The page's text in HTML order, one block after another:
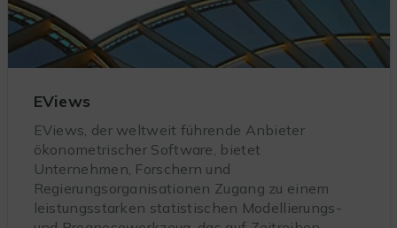
EViews
EViews, der weltweit führende Anbieter
ökonometrischer Software, bietet
Unternehmen, Forschern und
Regierungsorganisationen Zugang zu einem
leistungsstarken statistischen Modellierungs-